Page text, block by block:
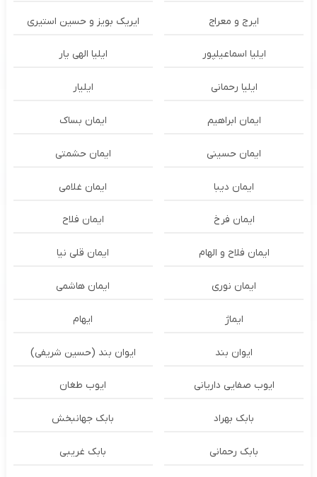
ایرج و معراج ایریک بویز و حسین استیری
ایلیا اسماعیلپور ایلیا الهی یار
ایلیا رحمانی ایلیار
ایمان ابراهیم ایمان بساک
ایمان حسینی ایمان حشمتی
ایمان دیبا ایمان غلامی
ایمان فرخ ایمان فلاح
ایمان فلاح و الهام ایمان قلی نیا
ایمان نوری ایمان هاشمی
ایماژ ایهام
ایوان بند ایوان بند (حسین شریفی)
ایوب صفایی داریانی ایوب طغان
بابک بهراد بابک جهانبخش
بابک رحمانی بابک غریبی